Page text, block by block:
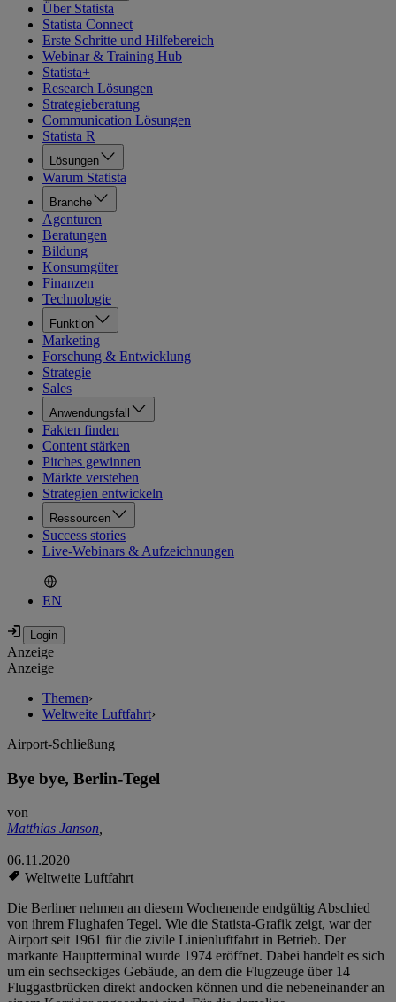
Über Statista
Statista Connect
Erste Schritte und Hilfebereich
Webinar & Training Hub
Statista+
Research Lösungen
Strategieberatung
Communication Lösungen
Statista R
Lösungen
Warum Statista
Branche
Agenturen
Beratungen
Bildung
Konsumgüter
Finanzen
Technologie
Funktion
Marketing
Forschung & Entwicklung
Strategie
Sales
Anwendungsfall
Fakten finden
Content stärken
Pitches gewinnen
Märkte verstehen
Strategien entwickeln
Ressourcen
Success stories
Live-Webinars & Aufzeichnungen
EN
Anzeige
Anzeige
Themen›
Weltweite Luftfahrt›
Airport-Schließung
Bye bye, Berlin-Tegel
von
Matthias Janson,
06.11.2020
Weltweite Luftfahrt
Die Berliner nehmen an diesem Wochenende endgültig Abschied
von ihrem Flughafen Tegel. Wie die Statista-Grafik zeigt, war der
Airport seit 1961 für die zivile Linienluftfahrt in Betrieb. Der
markante Hauptterminal wurde 1974 eröffnet. Dabei handelt es sich
um ein sechseckiges Gebäude, an dem die Flugzeuge über 14
Fluggastbrücken direkt andocken können und die nebeneinander an